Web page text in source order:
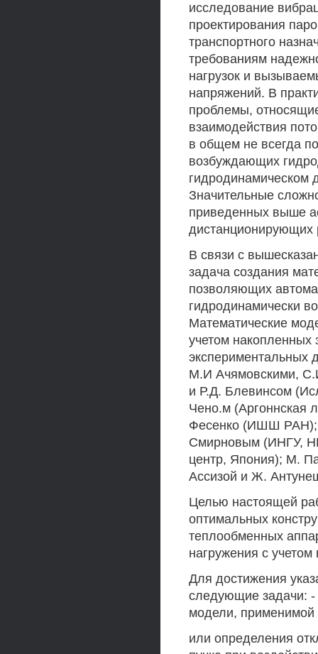
исследование
проектирования
транспортного
требованиям
нагрузок и
напряжений. В
проблемы,
взаимодействия
в общем не всегда
возбуждающих
гидродинамическом
Значительные
приведенных выше
дистанционирующих
В связи с
задача создания
позволяющих
гидродинамически
Математические
учетом накопленных
экспериментальных
М.И Ачямовскими,
и Р.Д. Блевинсом
Чено.м (Аргоннская
Фесенко (ИШШ РАН);
Смирновым (ИНГУ,
центр, Япония); М.
Ассизой и Ж.
Целью настоящей
оптимальных
теплообменных
нагружения с учетом
Для достижения
следующие задачи:
модели, применимой
или определения